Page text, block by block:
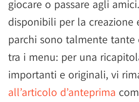
giocare o passare agli
disponibili per la creazione
parchi sono talmente tante
tra i menu: per una
importanti e originali, vi
all’articolo d’anteprima